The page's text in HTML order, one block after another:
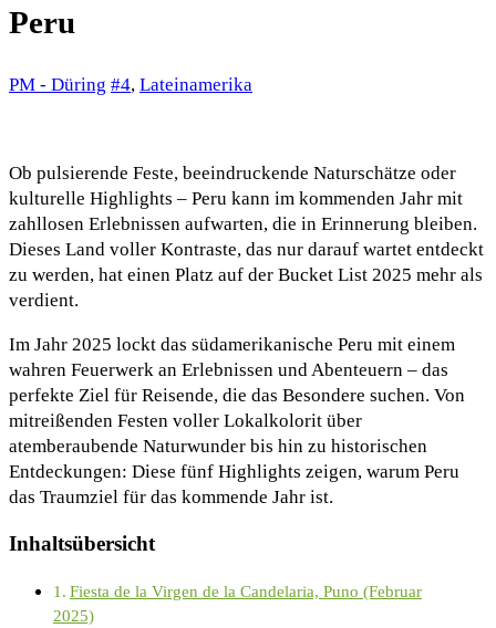
Peru
PM - Düring #4, Lateinamerika
Ob pulsierende Feste, beeindruckende Naturschätze oder
kulturelle Highlights – Peru kann im kommenden Jahr mit
zahllosen Erlebnissen aufwarten, die in Erinnerung bleiben.
Dieses Land voller Kontraste, das nur darauf wartet entdeckt
zu werden, hat einen Platz auf der Bucket List 2025 mehr als
verdient.
Im Jahr 2025 lockt das südamerikanische Peru mit einem
wahren Feuerwerk an Erlebnissen und Abenteuern – das
perfekte Ziel für Reisende, die das Besondere suchen. Von
mitreißenden Festen voller Lokalkolorit über
atemberaubende Naturwunder bis hin zu historischen
Entdeckungen: Diese fünf Highlights zeigen, warum Peru
das Traumziel für das kommende Jahr ist.
Inhaltsübersicht
Fiesta de la Virgen de la Candelaria, Puno (Februar
2025)